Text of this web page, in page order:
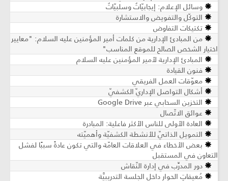
وسائل الإعلام: إيجابيّاتٌ وسلبيّاتٌ
التوكّل والتفويض والاستشارة
تكتيكات التفاوض
من المبادئ الإدارية من كلمات أمير المؤمنين عليه السلام: "معايير
اختيار الشخص الصالح للموقع المناسب"
المبادئ الإدارية لأمير المؤمنين عليه السلام
فنون القيادة
معوّقات العمل الفريقي
أشكال التواصل الإداريّ الكشفيّ
التخزين السحابي عبر Google Drive
عوائق الاتّصال
العادة الأولى للناس الأكثر فاعلية: المبادرة
التمويل الذاتيّ للأنشطة الكشفيّة وأهميّته
بعض الأخطاء في العلاقات العامّة والتي تكون عادةً سببًا لفشل
التعاون في المستقبل
دور المدرِّب في إدارة النّقاش
مُعيقاتِ الحوار داخل الجلسة التدريبيَّة